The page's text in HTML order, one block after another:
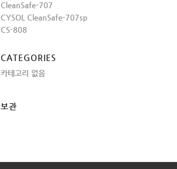
CleanSafe-707
CYSOL CleanSafe-707sp
CS-808
CATEGORIES
카테고리 없음
보관